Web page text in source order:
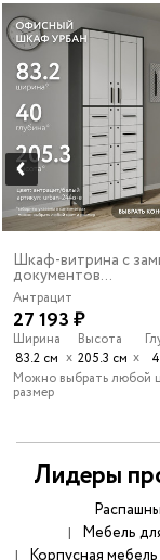
Шкаф-витрина с
документов...
Антрацит
27 193 ₽
Ширина
83.2 см х
Высота
205.3 см х
Можно выбрать любой
размер
Лидеры
Мебель